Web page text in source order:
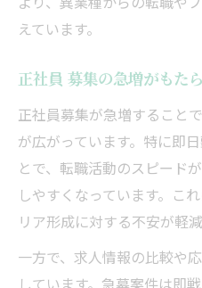
正社員 急募求人
方法
愛知県日進市でキ
急募
スキルアップ支援
人
キャリアパスが描
えています。
正社員 募集の急増がもた
正社員募集が急増すること
が広がっています。特に即
とで、転職活動のスピード
しやすくなっています。こ
リア形成に対する不安が軽
一方で、求人情報の比較や
しています。急募案件は即